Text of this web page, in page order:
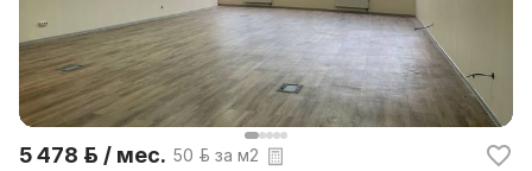
5 478 р. / мес. 50 р. за м2